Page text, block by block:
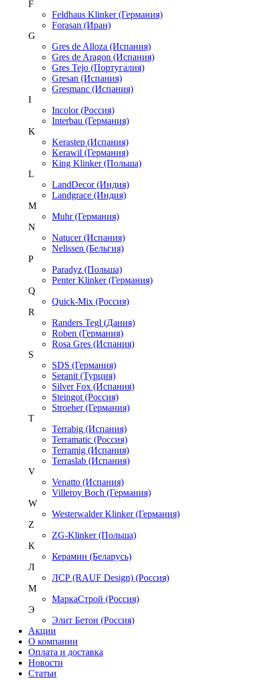
F
Feldhaus Klinker (Германия)
Forasan (Иран)
G
Gres de Alloza (Испания)
Gres de Aragon (Испания)
Gres Tejo (Португалия)
Gresan (Испания)
Gresmanc (Испания)
I
Incolor (Россия)
Interbau (Германия)
K
Kerastep (Испания)
Kerawil (Германия)
King Klinker (Польша)
L
LandDecor (Индия)
Landgrace (Индия)
M
Muhr (Германия)
N
Natucer (Испания)
Nelissen (Бельгия)
P
Paradyz (Польша)
Penter Klinker (Германия)
Q
Quick-Mix (Россия)
R
Randers Tegl (Дания)
Roben (Германия)
Rosa Gres (Испания)
S
SDS (Германия)
Seranit (Турция)
Silver Fox (Испания)
Steingot (Россия)
Stroeher (Германия)
T
Terrabig (Испания)
Terramatic (Россия)
Terramig (Испания)
Terraslab (Испания)
V
Venatto (Испания)
Villeroy Boch (Германия)
W
Westerwalder Klinker (Германия)
Z
ZG-Klinker (Польша)
К
Керамин (Беларусь)
Л
ЛСР (RAUF Design) (Россия)
М
МаркаСтрой (Россия)
Э
Элит Бетон (Россия)
Акции
О компании
Оплата и доставка
Новости
Статьи